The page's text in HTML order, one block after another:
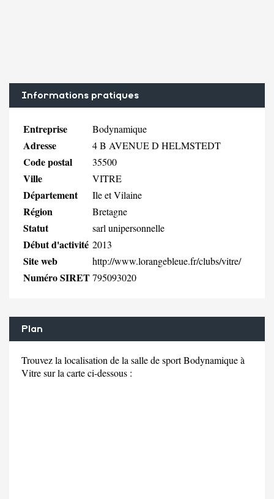
Informations pratiques
Entreprise Bodynamique
Adresse 4 B AVENUE D HELMSTEDT
Code postal 35500
Ville VITRE
Département Ile et Vilaine
Région Bretagne
Statut sarl unipersonnelle
Début d'activité 2013
Site web http://www.lorangebleue.fr/clubs/vitre/
Numéro SIRET795093020
Plan
Trouvez la localisation de la salle de sport Bodynamique à
Vitre sur la carte ci-dessous :